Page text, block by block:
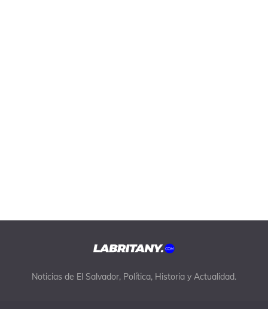
Noticias de El Salvador, Política, Historia y Actualidad.